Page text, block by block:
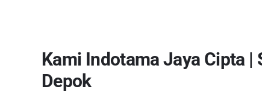
Kami Indotama Jaya Cipta
Depok